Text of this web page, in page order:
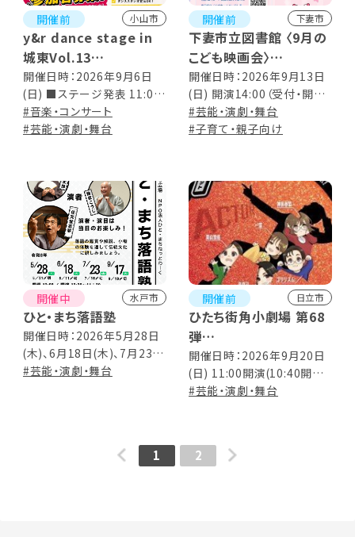
開催前 小山市
y&r dance stage in
城東Vol.13
【y&r開催3周年記念回】
音とダンスの野外ステー
ジ
開催日時：2026年9月6日
(日) ■ステージ発表 11:00
～15:00 ■キッチンカー
10:00～15:00 ※雨天決行・
#音楽・コンサート
#芸能・演劇・舞台
開催前 下妻市
下妻市立図書館 〈9月の
こども映画会〉
はたらく細胞!! 2期
Vol.2 獲得免疫/パイエ
ル板 他1話
開催日時：2026年9月13日
(日) 開演14:00（受付・開場
は開演の15分前から） ※上
映時間 47分
#芸能・演劇・舞台
#子育て・親子向け
開催中 水戸市
ひと・まち落語塾
開催日時：2026年5月28日
(木)、6月18日(木)、7月23日
(木)、9月17日(木) 13:30～
#芸能・演劇・舞台
開催前 日立市
ひたち街角小劇場 第68
弾
演劇ユニット チーム無印
プロデュース一人芝居公
演「The ONEs」
開催日時：2026年9月20日
(日) 11:00開演(10:40開場)
14:30開演(14:10開場)
#芸能・演劇・舞台
1 2